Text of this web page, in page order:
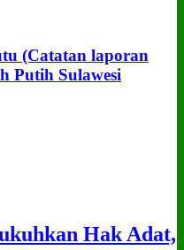
(Catatan laporan
Putih Sulawesi
Hak Adat,